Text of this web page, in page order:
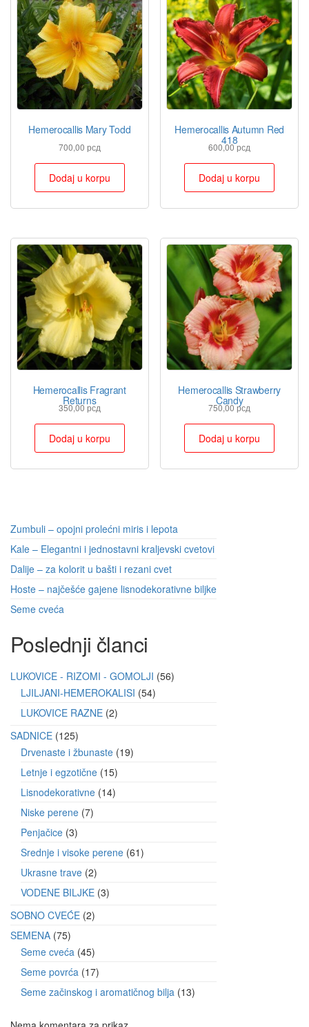
Hemerocallis Mary Todd
700,00 рсд
Dodaj u korpu
Hemerocallis Autumn Red
418
600,00рсд
Dodaj u korpu
Hemerocallis Fragrant
Returns
350,00рсд
Dodaj u korpu
Hemerocallis Strawberry
Candy
750,00рсд
Dodaj u korpu
Zumbuli – opojni prolećni miris i lepota
Kale – Elegantni i jednostavni kraljevski cvetovi
Dalije – za kolorit u bašti i rezani cvet
Hoste – najčešće gajene lisnodekorativne biljke
Seme cveća
Poslednji članci
LUKOVICE - RIZOMI - GOMOLJI 56
LJILJANI-HEMEROKALISI 54
LUKOVICE RAZNE 2
SADNICE 125
Drvenaste i žbunaste 19
Letnje i egzotične 15
Lisnodekorativne 14
Niske perene 7
Penjačice 3
Srednje i visoke perene 61
Ukrasne trave 2
VODENE BILJKE 3
SOBNO CVEĆE 2
SEMENA 75
Seme cveća 45
Seme povrća 17
Seme začinskog i aromatičnog bilja 13